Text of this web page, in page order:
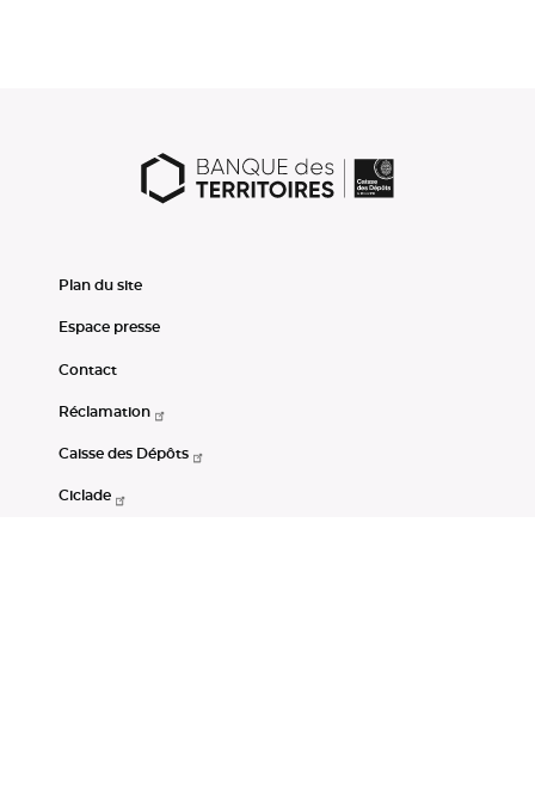
Plan du site
Espace presse
Contact
Réclamation
Caisse des Dépôts
Ciclade